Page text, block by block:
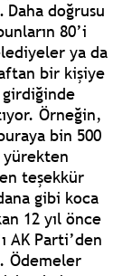
doğrusu
80’i
ya da
bir kişiye
girdiğinde
Örneğin,
bin 500
teşekkür
gibi koca
12 yıl önce
AK Parti’den
Ödemeler